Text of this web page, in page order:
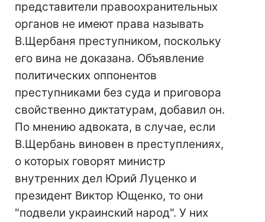
представители правоохранительных
органов не имеют права называть
В.Щербаня преступником, поскольку
его вина не доказана. Объявление
политических оппонентов
преступниками без суда и приговора
свойственно диктатурам, добавил он.
По мнению адвоката, в случае, если
В.Щербань виновен в преступлениях,
о которых говорят министр
внутренних дел Юрий Луценко и
президент Виктор Ющенко, то они
"подвели украинский народ". У них